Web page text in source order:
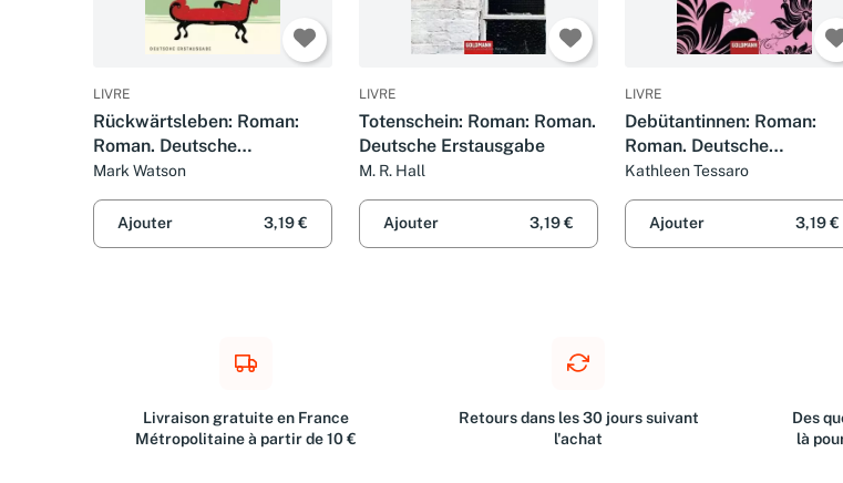
LIVRE
Rückwärtsleben: Roman:
Roman. Deutsche
Erstausgabe
Mark Watson
Ajouter 3,19 €
LIVRE
Totenschein: Roman: Roman.
Deutsche Erstausgabe
M. R. Hall
Ajouter 3,19 €
LIVRE
Debütantinnen: Roman:
Roman. Deutsche
Erstausgabe
Kathleen Tessaro
Ajouter 3,19 €
Livraison gratuite en France
Métropolitaine à partir de 10 €
Retours dans les 30 jours suivant
l'achat
Des
là